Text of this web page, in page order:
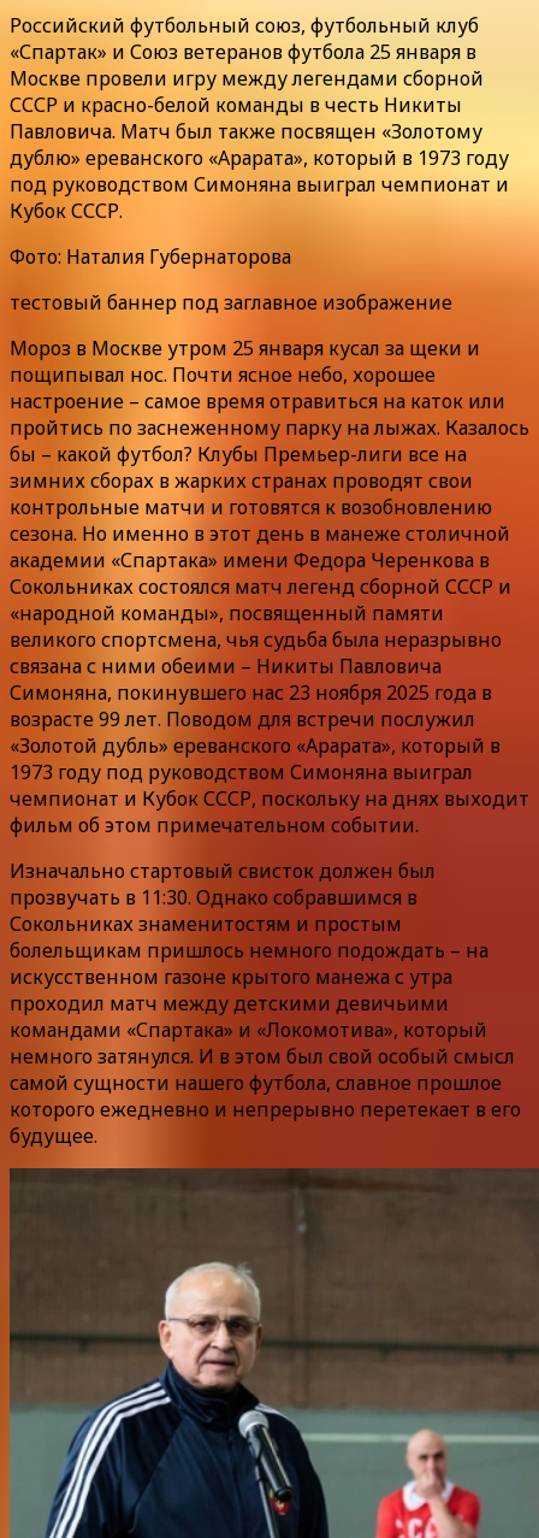
Российский футбольный союз, футбольный клуб
«Спартак» и Союз ветеранов футбола 25 января в
Москве провели игру между легендами сборной
СССР и красно-белой команды в честь Никиты
Павловича. Матч был также посвящен «Золотому
дублю» ереванского «Арарата», который в 1973 году
под руководством Симоняна выиграл чемпионат и
Кубок СССР.
Фото: Наталия Губернаторова
тестовый баннер под заглавное изображение
Мороз в Москве утром 25 января кусал за щеки и
пощипывал нос. Почти ясное небо, хорошее
настроение – самое время отравиться на каток или
пройтись по заснеженному парку на лыжах. Казалось
бы – какой футбол? Клубы Премьер-лиги все на
зимних сборах в жарких странах проводят свои
контрольные матчи и готовятся к возобновлению
сезона. Но именно в этот день в манеже столичной
академии «Спартака» имени Федора Черенкова в
Сокольниках состоялся матч легенд сборной СССР и
«народной команды», посвященный памяти
великого спортсмена, чья судьба была неразрывно
связана с ними обеими – Никиты Павловича
Симоняна, покинувшего нас 23 ноября 2025 года в
возрасте 99 лет. Поводом для встречи послужил
«Золотой дубль» ереванского «Арарата», который в
1973 году под руководством Симоняна выиграл
чемпионат и Кубок СССР, поскольку на днях выходит
фильм об этом примечательном событии.
Изначально стартовый свисток должен был
прозвучать в 11:30. Однако собравшимся в
Сокольниках знаменитостям и простым
болельщикам пришлось немного подождать – на
искусственном газоне крытого манежа с утра
проходил матч между детскими девичьими
командами «Спартака» и «Локомотива», который
немного затянулся. И в этом был свой особый смысл
самой сущности нашего футбола, славное прошлое
которого ежедневно и непрерывно перетекает в его
будущее.